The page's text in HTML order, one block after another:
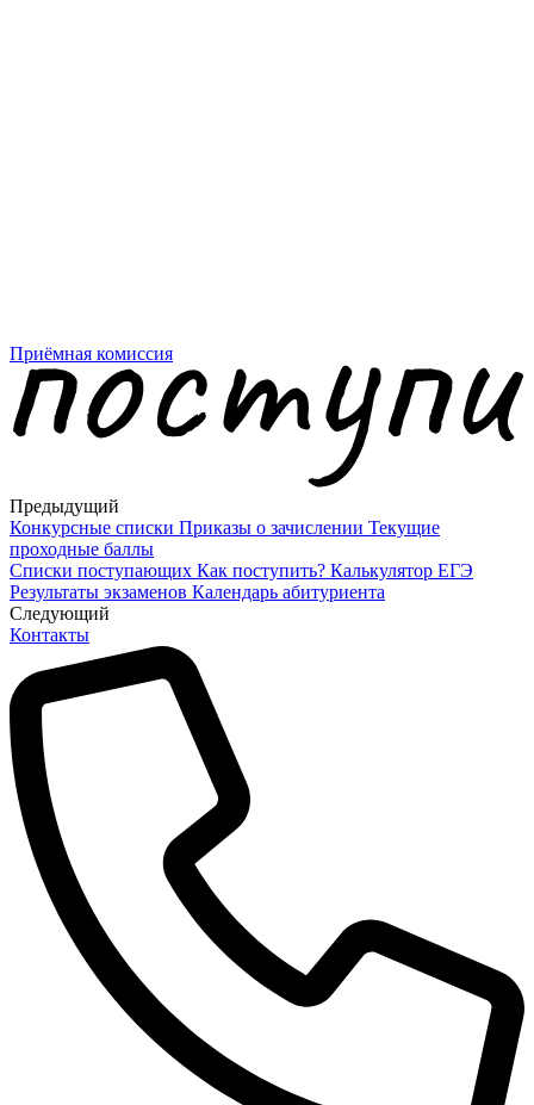
Приёмная комиссия
Предыдущий
Конкурсные списки Приказы о зачислении Текущие
проходные баллы
Списки поступающих Как поступить? Калькулятор ЕГЭ
Результаты экзаменов Календарь абитуриента
Cледующий
Контакты